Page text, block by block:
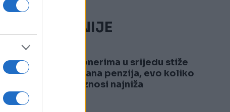
NAJČITANIJE
1
Penzionerima u srijedu stiže
povećana penzija, evo koliko
sada iznosi najniža